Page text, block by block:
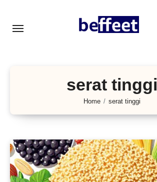
konten
serat tinggi
Home serat tinggi